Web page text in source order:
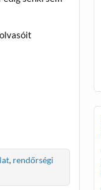
, rendőrségi